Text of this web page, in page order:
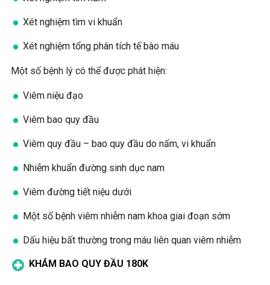
Xét nghiệm tìm vi khuẩn
Xét nghiệm tổng phân tích tế bào máu
Một số bệnh lý có thể được phát hiện:
Viêm niệu đạo
Viêm bao quy đầu
Viêm quy đầu – bao quy đầu do nấm, vi khuẩn
Nhiễm khuẩn đường sinh dục nam
Viêm đường tiết niệu dưới
Một số bệnh viêm nhiễm nam khoa giai đoạn sớm
Dấu hiệu bất thường trong máu liên quan viêm nhiễm
KHÁM BAO QUY ĐẦU 180K